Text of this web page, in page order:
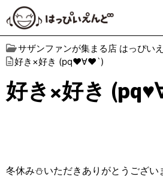
サザンファンが集まる店 はっぴい
好き×好き (pq♥︎∀︎♥︎`)
好き×好き
冬休み⛄️いただきありがとうござい